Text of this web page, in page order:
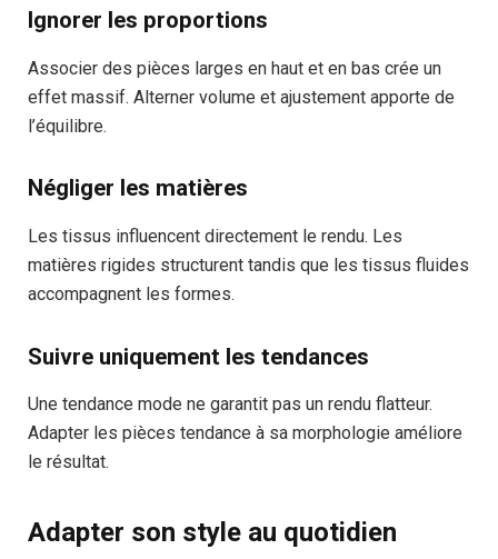
Ignorer les proportions
Associer des pièces larges en haut et en bas crée un
effet massif. Alterner volume et ajustement apporte de
l’équilibre.
Négliger les matières
Les tissus influencent directement le rendu. Les
matières rigides structurent tandis que les tissus fluides
accompagnent les formes.
Suivre uniquement les tendances
Une tendance mode ne garantit pas un rendu flatteur.
Adapter les pièces tendance à sa morphologie améliore
le résultat.
Adapter son style au quotidien